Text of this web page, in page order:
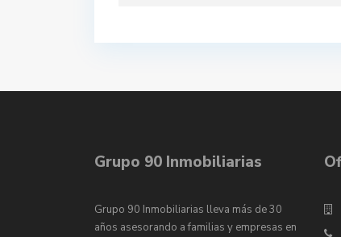
Grupo 90 Inmobiliarias
Grupo 90 Inmobiliarias lleva más de 30
años asesorando a familias y empresas en